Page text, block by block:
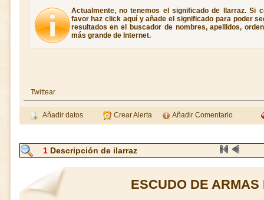
Actualmente, no tenemos el significado de Ilarraz. Si
favor haz click aquí y añade el significado para poder
resultados en el buscador de nombres, apellidos,
más grande de Internet.
Twittear
Añadir datos Crear Alerta Añadir Comentario
1 Descripción de ilarraz
ESCUDO DE